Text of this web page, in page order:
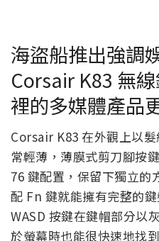
海盜船推出強調
Corsair K83 無
裡的多媒體產品
Corsair K83 在外觀上以
常輕薄，薄膜式剪刀腳按
76 鍵配置，保留下獨立的
配 Fn 鍵就能擁有完整的
WASD 按鍵在鍵帽部分以
於螢幕時也能很快速地找